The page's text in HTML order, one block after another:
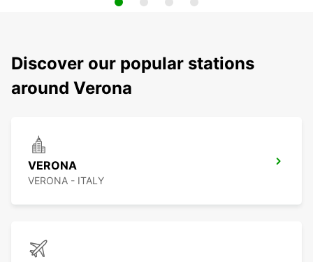
Discover our popular stations
around Verona
VERONA
VERONA - ITALY